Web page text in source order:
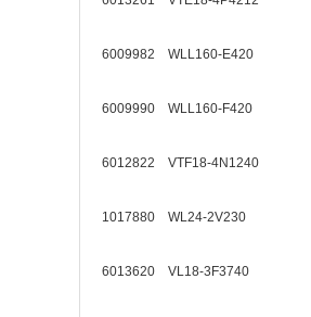
6009982 WLL160-E420
6009990 WLL160-F420
6012822 VTF18-4N1240
1017880 WL24-2V230
6013620 VL18-3F3740